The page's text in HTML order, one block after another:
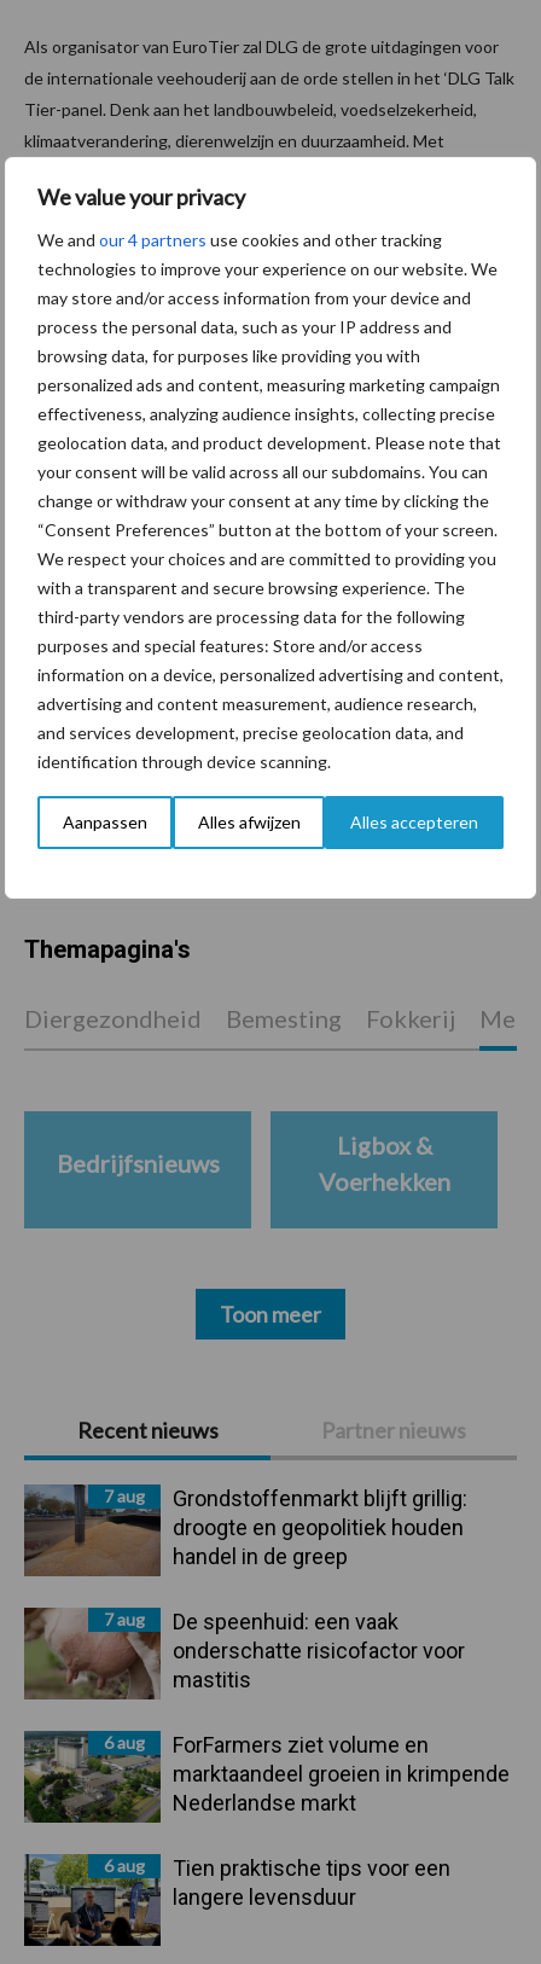
We value your privacy
We and our 4 partners use cookies and other tracking
technologies to improve your experience on our website. We
may store and/or access information from your device and
process the personal data, such as your IP address and
browsing data, for purposes like providing you with
personalized ads and content, measuring marketing campaign
effectiveness, analyzing audience insights, collecting precise
geolocation data, and product development. Please note that
your consent will be valid across all our subdomains. You can
change or withdraw your consent at any time by clicking the
“Consent Preferences” button at the bottom of your screen.
We respect your choices and are committed to providing you
with a transparent and secure browsing experience. The
third-party vendors are processing data for the following
purposes and special features: Store and/or access
information on a device, personalized advertising and content,
advertising and content measurement, audience research,
and services development, precise geolocation data, and
identification through device scanning.
Aanpassen Alles afwijzen Alles accepteren
Als organisator van EuroTier zal DLG de grote uitdagingen voor
de internationale veehouderij aan de orde stellen in het ‘DLG Talk
Tier-panel. Denk aan het landbouwbeleid, voedselzekerheid,
klimaatverandering, dierenwelzijn en duurzaamheid. Met
vinden de paneldiscussies dagelijks (behalve donderdag) plaats
van 12.00 tot 14.00 uur op de DLG-stand hal 26, stand B33.
Tekst: Gerben Hofman
Primaire
Sidebar
Recent nieuws Partner nieuws
7 aug
Grondstoffenmarkt blijft grillig:
droogte en geopolitiek houden
handel in de greep
7 aug
De speenhuid: een vaak
onderschatte risicofactor voor
mastitis
6 aug
ForFarmers ziet volume en
marktaandeel groeien in krimpende
Nederlandse markt
6 aug
Tien praktische tips voor een
langere levensduur
Aanbevolen voor jou!
Grondstoffenmarkt blijft
grillig: droogte en
geopolitiek houden handel
in de greep
De speenhuid: een vaak
onderschatte risicofactor
voor mastitis
ForFarmers ziet volume en
krimpende Nederlandse
Themapagina's
Diergezondheid Bemesting Fokkerij
Bedrijfsnieuws
Ligbox &
Voerhekken
Toon meer